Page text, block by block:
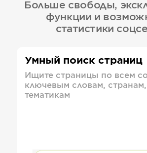
Больше свободы,
функции и
статистики
Умный поиск страниц
Ищите страницы по всем
ключевым словам,
тематикам